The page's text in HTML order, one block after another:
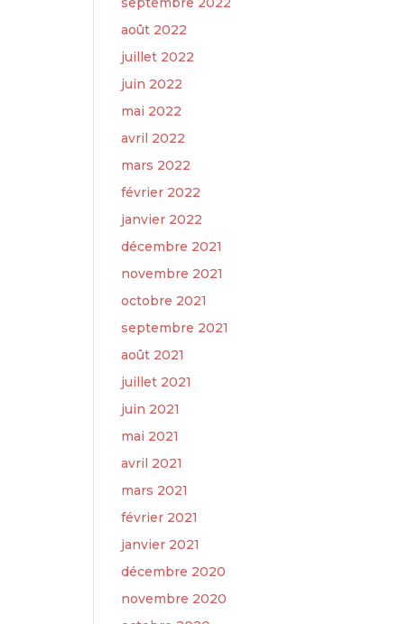
août 2022
juillet 2022
juin 2022
mai 2022
avril 2022
mars 2022
février 2022
janvier 2022
décembre 2021
novembre 2021
octobre 2021
septembre 2021
août 2021
juillet 2021
juin 2021
mai 2021
avril 2021
mars 2021
février 2021
janvier 2021
décembre 2020
novembre 2020